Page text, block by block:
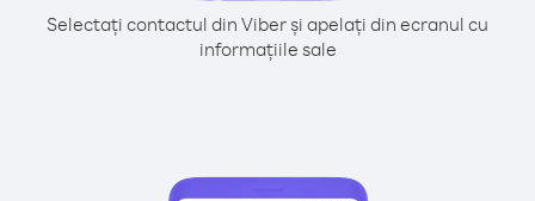
Selectați contactul din Viber și apelați din ecranul cu
informațiile sale